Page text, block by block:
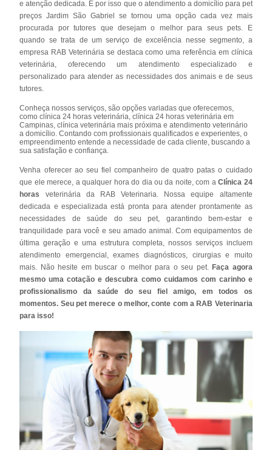
e atenção dedicada. É por isso que o atendimento a domicílio para pet
preços Jardim São Gabriel se tornou uma opção cada vez mais
procurada por tutores que desejam o melhor para seus pets. E
quando se trata de um serviço de excelência nesse segmento, a
empresa RAB Veterinária se destaca como uma referência em clínica
veterinária, oferecendo um atendimento especializado e
personalizado para atender as necessidades dos animais e de seus
tutores.
Conheça nossos serviços, são opções variadas que oferecemos,
como clínica 24 horas veterinária, clínica 24 horas veterinária em
Campinas, clínica veterinária mais próxima e atendimento veterinário
a domicílio. Contando com profissionais qualificados e experientes, o
empreendimento entende a necessidade de cada cliente, buscando a
sua satisfação e confiança.
Venha oferecer ao seu fiel companheiro de quatro patas o cuidado
que ele merece, a qualquer hora do dia ou da noite, com aClínica 24
horas
veterinária da RAB Veterinaria. Nossa equipe altamente
dedicada e especializada está pronta para atender prontamente as
necessidades de saúde do seu pet, garantindo bem-estar e
tranquilidade para você e seu amado animal. Com equipamentos de
última geração e uma estrutura completa, nossos serviços incluem
atendimento emergencial, exames diagnósticos, cirurgias e muito
mais. Não hesite em buscar o melhor para o seu pet.Faça agora
mesmo uma cotação e descubra como cuidamos com carinho e
profissionalismo da saúde do seu fiel amigo, em todos os
momentos. Seu pet merece o melhor, conte com a RAB Veterinaria
para isso!